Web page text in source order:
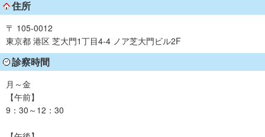
住所
〒 105-0012
東京都 港区 芝大門1丁目4-4 ノア芝大門ビル2F
診察時間
月～金
【午前】
9：30～12：30